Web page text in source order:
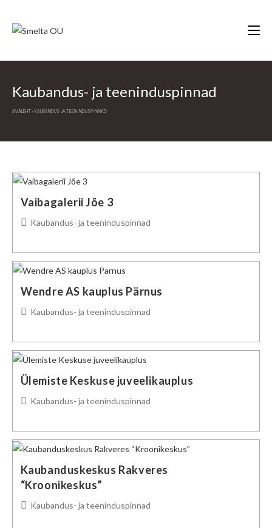
content
Kaubandus- ja teeninduspinnad
AVALEHT» KAUBANDUS- JA TEENINDUSPINNAD
Vaibagalerii Jõe 3
PostKaubandus- ja teeninduspinnad
Wendre AS kauplus Pärnus
PostKaubandus- ja teeninduspinnad
Ülemiste Keskuse juveelikauplus
PostKaubandus- ja teeninduspinnad
Kaubanduskeskus Rakveres
“Kroonikeskus”
PostKaubandus- ja teeninduspinnad